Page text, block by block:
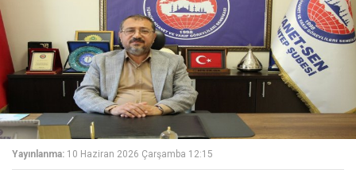
Yayınlanma: 10 Haziran 2026 Çarşamba 12:15